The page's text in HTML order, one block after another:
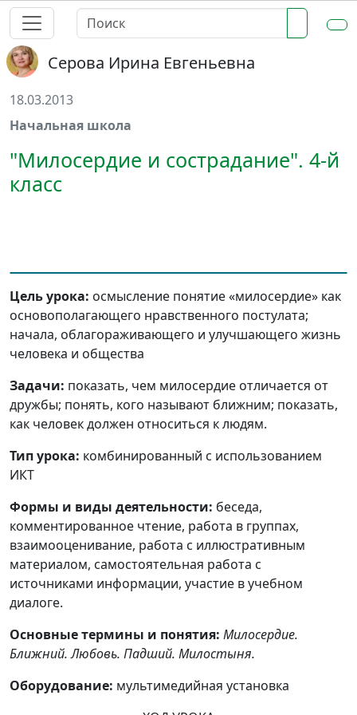
Серова Ирина Евгеньевна
18.03.2013
Начальная школа
"Милосердие и сострадание". 4-й
класс
Цель урока: осмысление понятие «милосердие» как
основополагающего нравственного постулата;
начала, облагораживающего и улучшающего жизнь
человека и общества
Задачи: показать, чем милосердие отличается от
дружбы; понять, кого называют ближним; показать,
как человек должен относиться к людям.
Тип урока: комбинированный с использованием
ИКТ
Формы и виды деятельности: беседа,
комментированное чтение, работа в группах,
взаимооценивание, работа с иллюстративным
материалом, самостоятельная работа с
источниками информации, участие в учебном
диалоге.
Основные термины и понятия: Милосердие.
Ближний. Любовь. Падший. Милостыня.
Оборудование: мультимедийная установка